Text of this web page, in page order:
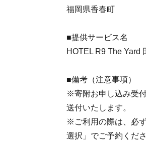
福岡県香春町
■提供サービス名
HOTEL R9 The Yard
■備考（注意事項）
※寄附お申し込み受
送付いたします。
※ご利用の際は、必
選択」でご予約くださ